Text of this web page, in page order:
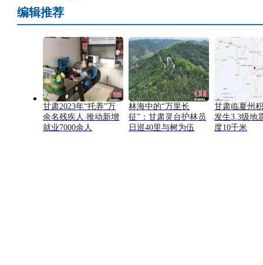
编辑推荐
甘肃2023年“托养”万
余名残疾人 推动新增
就业7000余人
林海中的“万里长
征”：甘肃灵台护林员
日巡40里与树为伍
甘肃临夏州
发生3.3级地
度10千米